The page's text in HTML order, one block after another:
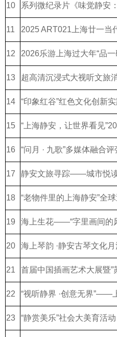
10 系列微纪录片《味觉静安
11 2025 ART021上海廿一当
12 2026乐游上海过大年“品
13 超高清沉浸式大视听文旅
14 “印象红谷”红色文化创新
15 “上海静安，让世界看见
16 “问月 · 九歌”多媒体融合
17 静安文旅寻踪——城市悦
18 “老物件里的上海静安”全
19 海上生花——“字里画间的
20 海上琴韵 ·静安古琴文化月
21 首届中国插画艺术大展暨
22 “视听静界 ·创意无界”——
23 “静赏美乐”社会大美育活动